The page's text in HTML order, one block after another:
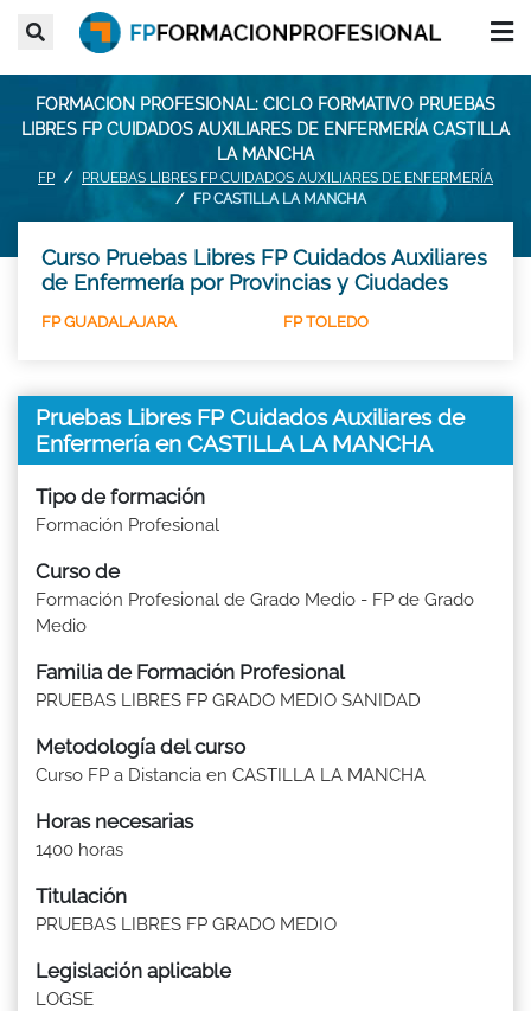
FORMACION PROFESIONAL: CICLO FORMATIVO PRUEBAS
LIBRES FP CUIDADOS AUXILIARES DE ENFERMERÍA CASTILLA
LA MANCHA
FP
PRUEBAS LIBRES FP CUIDADOS AUXILIARES DE ENFERMERÍA
FP CASTILLA LA MANCHA
Curso Pruebas Libres FP Cuidados Auxiliares
de Enfermería por Provincias y Ciudades
FP GUADALAJARA FP TOLEDO
Pruebas Libres FP Cuidados Auxiliares de
Enfermería en CASTILLA LA MANCHA
Tipo de formación
Formación Profesional
Curso de
Formación Profesional de Grado Medio - FP de Grado
Medio
Familia de Formación Profesional
PRUEBAS LIBRES FP GRADO MEDIO SANIDAD
Metodología del curso
Curso FP a Distancia en CASTILLA LA MANCHA
Horas necesarias
1400 horas
Titulación
PRUEBAS LIBRES FP GRADO MEDIO
Legislación aplicable
LOGSE